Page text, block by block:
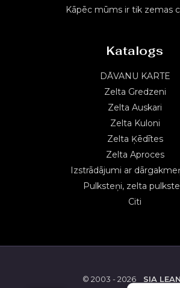
Kāpēc mūms ir tik zemas
Katalogs
DĀVANU KARTE
Zelta Gredzeni
Zelta Auskari
Zelta Kuloni
Zelta Ķēdītes
Zelta Aproces
Izstrādājumi ar
Pulksteņi, zelta
Citi
© 2003 - 2026 SIA